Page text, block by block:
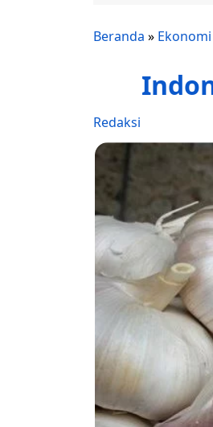
Beranda » Ekonomi
Redaksi